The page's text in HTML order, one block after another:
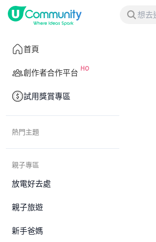
首頁
創作者合作平台
試用獎賞專區
熱門主題
親子專區
放電好去處
親子旅遊
新手爸媽